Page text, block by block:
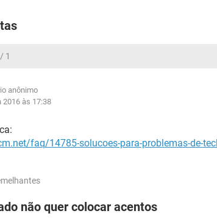
1
anônimo
2016 às 17:38
faq/14785-solucoes-para-problemas-de-
não quer colocar acentos